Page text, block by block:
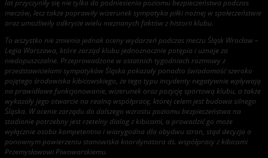
lat przyczyniły się nie tylko do podniesienia poziomu bezpieczeństwa podczas
meczów, lecz także poprawiły wizerunek sympatyka piłki nożnej w społeczeństwie
oraz umożliwiły odkrycie wielu nieznanych faktów z historii klubu.
To wszystko nie zmienia jednak oceny wydarzeń podczas meczu Śląsk Wrocław –
Legia Warszawa, które zarząd klubu jednoznacznie potępia i uznaje za
niedopuszczalne. Przeprowadzone w ostatnich tygodniach rozmowy z
przedstawicielami sympatyków Śląska pokazały ponadto świadomość szeroko
pojętego środowiska kibicowskiego, że tego typu incydenty negatywnie wpływają
na prawidłowe funkcjonowanie, wizerunek oraz pozycję sportową klubu, a także
wykazały jego otwarcie na realną współpracę, której celem jest budowa silnego
Śląska. W ocenie zarządu do dalszego wzrostu poziomu bezpieczeństwa na
stadionie potrzebny jest rzetelny dialog z kibicami, a prowadzić go może
wyłącznie osoba kompetentna i wiarygodna dla obydwu stron, stąd decyzja o
ponownym powierzeniu stanowiska koordynatora ds. współpracy z kibicami
Przemysławowi Piwowarskiemu.